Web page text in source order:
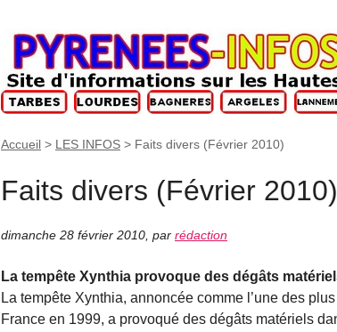
Accueil > LES INFOS > Faits divers (Février 2010)
Faits divers (Février 2010)
dimanche 28 février 2010 par rédaction
La tempête Xynthia provoque des dégâts
La tempête Xynthia, annoncée comme l’une des
France en 1999, a provoqué des dégâts matériels